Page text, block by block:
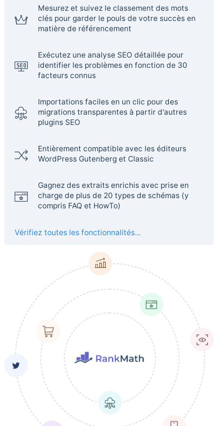
Mesurez et suivez le classement des mots
clés pour garder le pouls de votre succès en
matière de référencement
Exécutez une analyse SEO détaillée pour
identifier les problèmes en fonction de 30
facteurs connus
Importations faciles en un clic pour des
migrations transparentes à partir d'autres
plugins SEO
Entièrement compatible avec les éditeurs
WordPress Gutenberg et Classic
Gagnez des extraits enrichis avec prise en
charge de plus de 20 types de schémas (y
compris FAQ et HowTo)
Vérifiez toutes les fonctionnalités...